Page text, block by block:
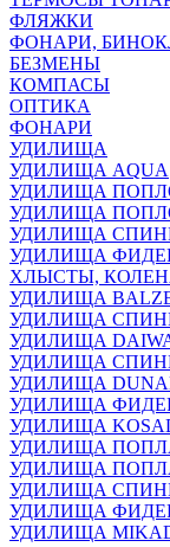
ФЛЯЖКИ
ФОНАРИ,
БЕЗМЕНЫ
КОМПАСЫ
ОПТИКА
ФОНАРИ
УДИЛИЩА
УДИЛИЩА AQUA
УДИЛИЩА
УДИЛИЩА
УДИЛИЩА
УДИЛИЩА
ХЛЫСТЫ,
УДИЛИЩА
УДИЛИЩА
УДИЛИЩА
УДИЛИЩА
УДИЛИЩА
УДИЛИЩА
УДИЛИЩА
УДИЛИЩА
УДИЛИЩА
УДИЛИЩА
УДИЛИЩА
УДИЛИЩА